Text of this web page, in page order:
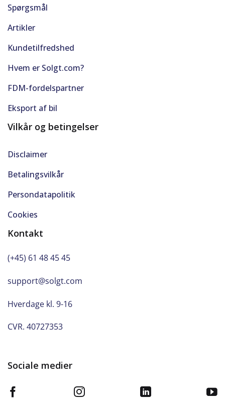
Spørgsmål
Artikler
Kundetilfredshed
Hvem er Solgt.com?
FDM-fordelspartner
Eksport af bil
Vilkår og betingelser
Disclaimer
Betalingsvilkår
Persondatapolitik
Cookies
Kontakt
(+45) 61 48 45 45
support@solgt.com
Hverdage kl. 9-16
CVR. 40727353
Sociale medier